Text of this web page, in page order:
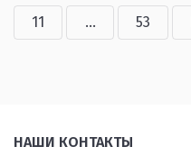
11 ... 53
НАШИ КОНТАКТЫ